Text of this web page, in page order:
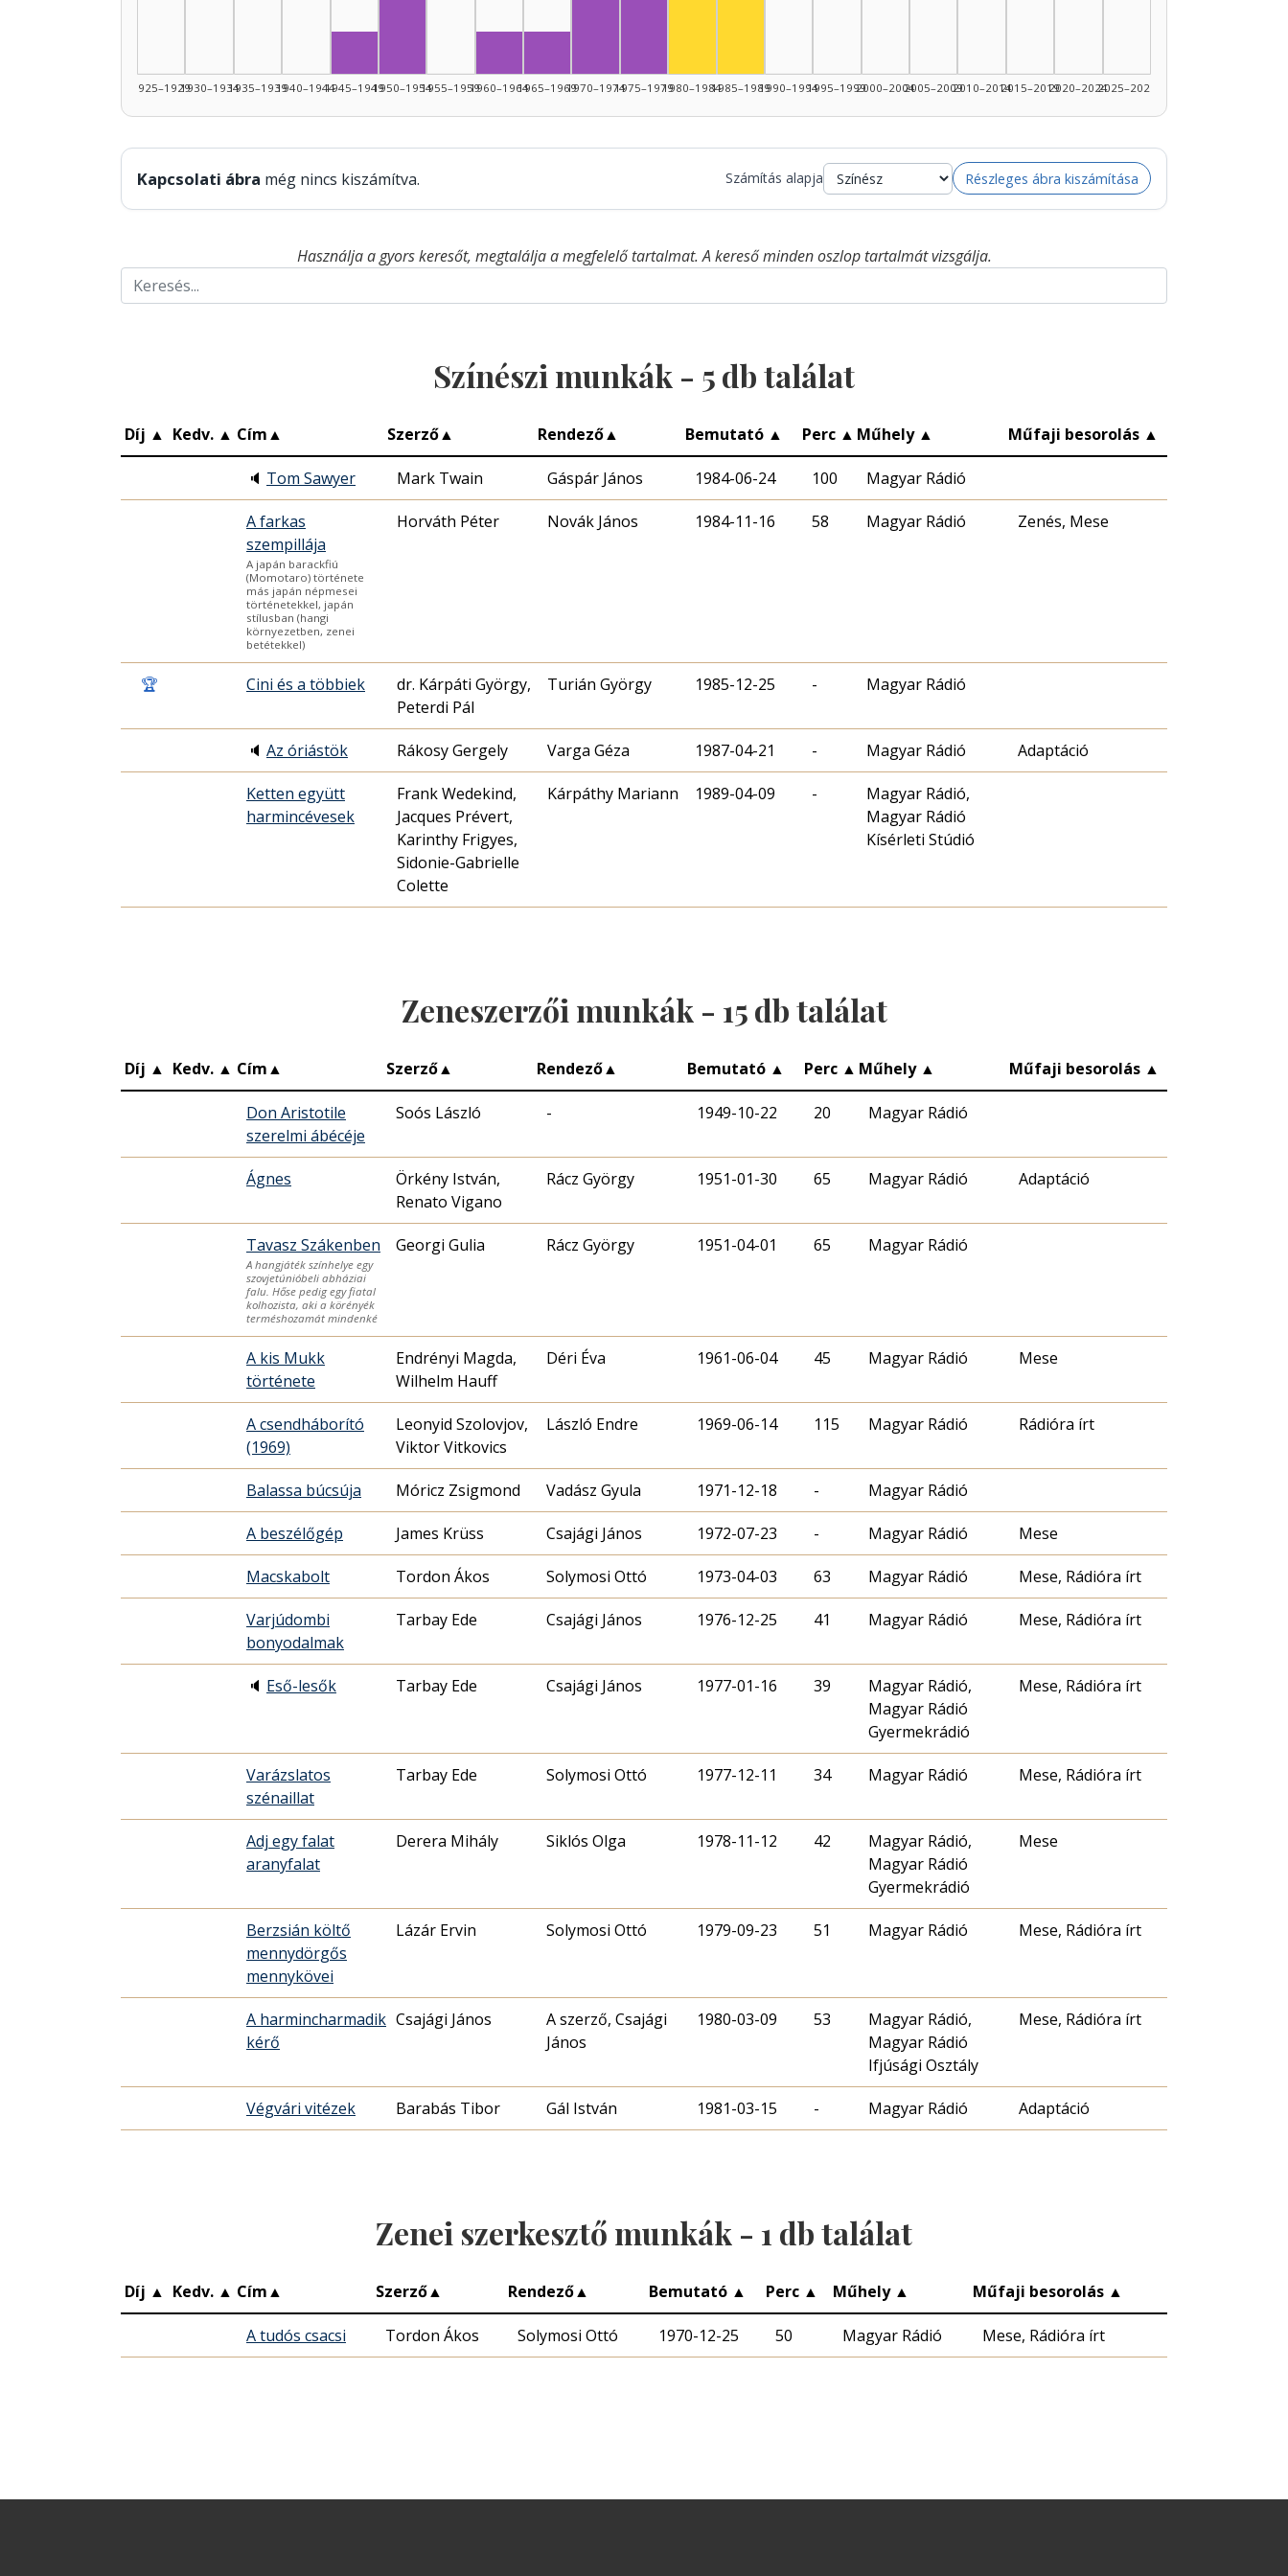
1925–19291930–19341935–19391940–19441945–19491950–19541955–19591960–19641965–19691970–19741975–19791980–19841985–19891990–19941995–19992000–20042005–20092010–20142015–20192020–20242025–2026
Kapcsolati ábra még nincs kiszámítva. Számítás alapja Részleges ábra kiszámítása
Használja a gyors keresőt, megtalálja a megfelelő tartalmat. A kereső minden oszlop tartalmát vizsgálja.
Színészi munkák - 5db találat
Díj ▲ Kedv. ▲ Cím▲ Szerző▲ Rendező▲ Bemutató ▲ Perc ▲ Műhely ▲ Műfaji besorolás ▲
🔈 Tom Sawyer Mark Twain Gáspár János 1984-06-24 100 Magyar Rádió
A farkas
szempillája
A japán barackfiú
(Momotaro) története
más japán népmesei
történetekkel, japán
stílusban (hangi
környezetben, zenei
betétekkel)
Horváth Péter Novák János 1984-11-16 58 Magyar Rádió Zenés, Mese
🏆 Cini és a többiek
dr. Kárpáti György,
Peterdi Pál
Turián György 1985-12-25 - Magyar Rádió
🔈 Az óriástök Rákosy Gergely Varga Géza 1987-04-21 - Magyar Rádió Adaptáció
Ketten együtt
harmincévesek
Frank Wedekind,
Jacques Prévert,
Karinthy Frigyes,
Sidonie-Gabrielle
Colette
Kárpáthy Mariann 1989-04-09 -
Magyar Rádió,
Magyar Rádió
Kísérleti Stúdió
Zeneszerzői munkák - 15db találat
Díj ▲ Kedv. ▲ Cím▲ Szerző▲ Rendező▲ Bemutató ▲ Perc ▲ Műhely ▲ Műfaji besorolás ▲
Don Aristotile
szerelmi ábécéje
Soós László - 1949-10-22 20 Magyar Rádió
Ágnes
Örkény István,
Renato Vigano
Rácz György 1951-01-30 65 Magyar Rádió Adaptáció
Tavasz Szákenben
A hangjáték színhelye egy
szovjetúnióbeli abháziai
falu. Hőse pedig egy fiatal
kolhozista, aki a körényék
terméshozamát mindenké
Georgi Gulia Rácz György 1951-04-01 65 Magyar Rádió
A kis Mukk
története
Endrényi Magda,
Wilhelm Hauff
Déri Éva 1961-06-04 45 Magyar Rádió Mese
A csendháborító
(1969)
Leonyid Szolovjov,
Viktor Vitkovics
László Endre 1969-06-14 115 Magyar Rádió Rádióra írt
Balassa búcsúja Móricz Zsigmond Vadász Gyula 1971-12-18 - Magyar Rádió
A beszélőgép James Krüss Csajági János 1972-07-23 - Magyar Rádió Mese
Macskabolt Tordon Ákos Solymosi Ottó 1973-04-03 63 Magyar Rádió Mese, Rádióra írt
Varjúdombi
bonyodalmak
Tarbay Ede Csajági János 1976-12-25 41 Magyar Rádió Mese, Rádióra írt
🔈 Eső-lesők Tarbay Ede Csajági János 1977-01-16 39
Magyar Rádió,
Magyar Rádió
Gyermekrádió
Mese, Rádióra írt
Varázslatos
szénaillat
Tarbay Ede Solymosi Ottó 1977-12-11 34 Magyar Rádió Mese, Rádióra írt
Adj egy falat
aranyfalat
Derera Mihály Siklós Olga 1978-11-12 42
Magyar Rádió,
Magyar Rádió
Gyermekrádió
Mese
Berzsián költő
mennydörgős
mennykövei
Lázár Ervin Solymosi Ottó 1979-09-23 51 Magyar Rádió Mese, Rádióra írt
A harmincharmadik
kérő
Csajági János
A szerző, Csajági
János
1980-03-09 53
Magyar Rádió,
Magyar Rádió
Ifjúsági Osztály
Mese, Rádióra írt
Végvári vitézek Barabás Tibor Gál István 1981-03-15 - Magyar Rádió Adaptáció
Zenei szerkesztő munkák - 1 db találat
Díj ▲ Kedv. ▲ Cím▲ Szerző▲ Rendező▲ Bemutató ▲ Perc ▲ Műhely ▲ Műfaji besorolás ▲
A tudós csacsi Tordon Ákos Solymosi Ottó 1970-12-25 50 Magyar Rádió Mese, Rádióra írt